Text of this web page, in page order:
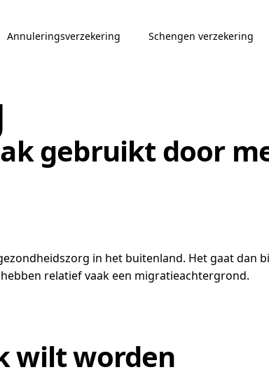
Annuleringsverzekering Schengen verzekering
gebruikt door
in het buitenland. Het gaat dan
relatief vaak een migratieachtergrond.
wilt worden